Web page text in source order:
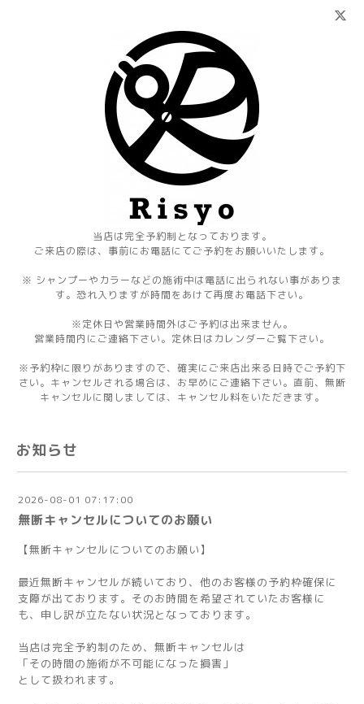
当店は完全予約制となっております。
ご来店の際は、事前にお電話にてご予約をお願いいたします。
※ シャンプーやカラーなどの施術中は電話に出られない事がありま
す。恐れ入りますが時間をあけて再度お電話下さい。
※定休日や営業時間外はご予約は出来ません。
営業時間内にご連絡下さい。定休日はカレンダーご覧下さい。
※予約枠に限りがありますので、確実にご来店出来る日時でご予約下
さい。キャンセルされる場合は、お早めにご連絡下さい。直前、無断
キャンセルに関しましては、キャンセル料をいただきます。
お知らせ
2026-08-01 07:17:00
無断キャンセルについてのお願い
【無断キャンセルについてのお願い】
最近無断キャンセルが続いており、他のお客様の予約枠確保に
支障が出ております。そのお時間を希望されていたお客様に
も、申し訳が立たない状況となっております。
当店は完全予約制のため、無断キャンセルは
「その時間の施術が不可能になった損害」
として扱われます。